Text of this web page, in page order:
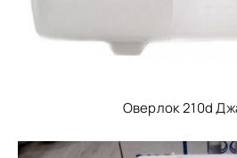
Оверлок 210d